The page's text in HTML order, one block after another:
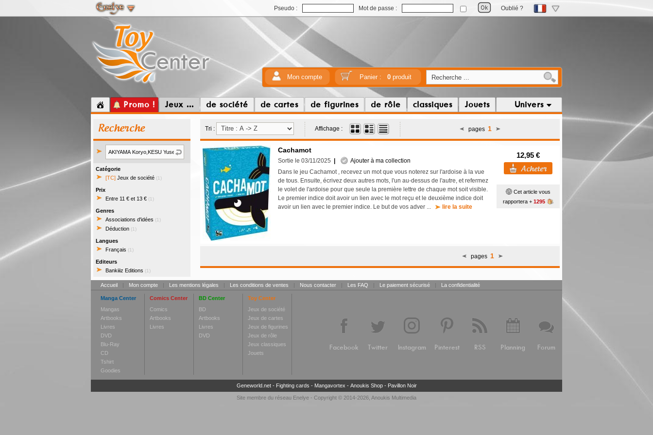
Pseudo : Mot de passe : Oublié ?
Mon compte Panier : 0produit
Promo ! Jeux ... de société de cartes de figurines de rôle classiques Jouets Univers
Recherche
Catégorie
[TC] Jeux de société (1)
Prix
Entre 11 € et 13 € (1)
Genres
Associations d'idées (1)
Déduction (1)
Langues
Français (1)
Editeurs
Bankiiiz Editions (1)
Tri : Affichage : pages 1
Cachamot
Sortie le 03/11/2025
Ajouter à ma collection
Dans le jeu Cachamot , recevez un mot que vous noterez sur l'ardoise à la vue
de tous. Ensuite, écrivez deux autres mots, l'un au-dessus de l'autre, et refermez
le volet de l'ardoise pour que seule la première lettre de chaque mot soit visible.
Le premier indice doit avoir un lien avec le mot reçu et le deuxième indice doit
avoir un lien avec le premier indice. Le but de vos adver ...
lire la suite
12,95 €
Cet article vous
rapportera + 1295
pages 1
Accueil | Mon compte | Les mentions légales | Les conditions de ventes | Nous contacter | Les FAQ | Le paiement sécurisé | La confidentialité
Manga Center
Mangas
Artbooks
Livres
DVD
Blu-Ray
CD
Tshirt
Goodies
Comics Center
Comics
Artbooks
Livres
BD Center
BD
Artbooks
Livres
DVD
Toy Center
Jeux de société
Jeux de cartes
Jeux de figurines
Jeux de rôle
Jeux classiques
Jouets
Facebook Twitter Instagram Pinterest RSS Planning Forum
Geneworld.net- Fighting cards - Mangavortex - Anoukis Shop- Pavillon Noir
Site membre du réseau Enelye - Copyright © 2014-2026, Anoukis Multimedia